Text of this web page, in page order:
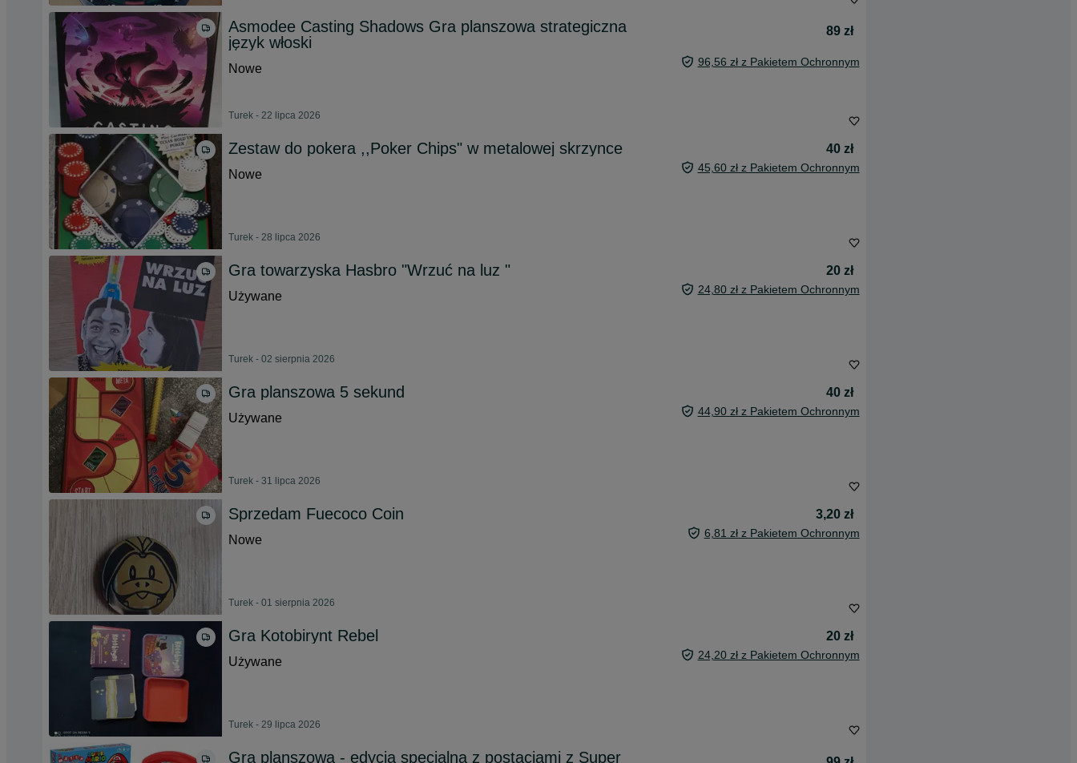
Asmodee Casting Shadows Gra planszowa strategiczna
język włoski
89 zł
Nowe 96,56 zł z Pakietem Ochronnym
Turek - 22 lipca 2026
Zestaw do pokera ,,Poker Chips" w metalowej skrzynce
40 zł
Nowe
45,60 zł z Pakietem Ochronnym
Turek - 28 lipca 2026
Gra towarzyska Hasbro "Wrzuć na luz "
20 zł
Używane
24,80 zł z Pakietem Ochronnym
Turek - 02 sierpnia 2026
Gra planszowa 5 sekund
40 zł
Używane
44,90 zł z Pakietem Ochronnym
Turek - 31 lipca 2026
Sprzedam Fuecoco Coin
3,20 zł
Nowe
6,81 zł z Pakietem Ochronnym
Turek - 01 sierpnia 2026
Gra Kotobirynt Rebel
20 zł
Używane
24,20 zł z Pakietem Ochronnym
Turek - 29 lipca 2026
Gra planszowa - edycja specjalna z postaciami z Super